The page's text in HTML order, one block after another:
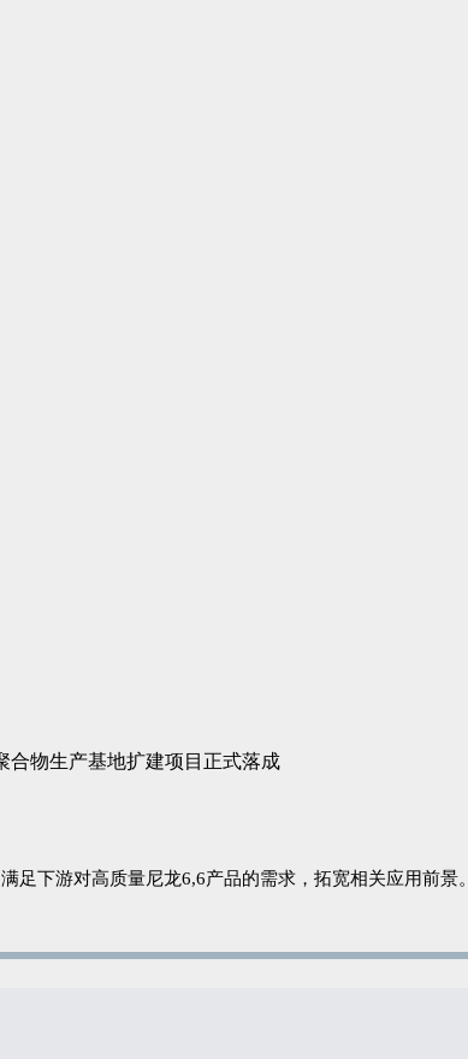
满足下游对高质量尼龙6,6产品的需求，拓宽相关应用前景。